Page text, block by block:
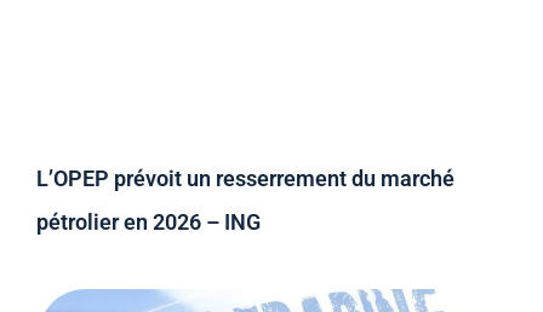
L’OPEP prévoit un resserrement du marché
pétrolier en 2026 – ING